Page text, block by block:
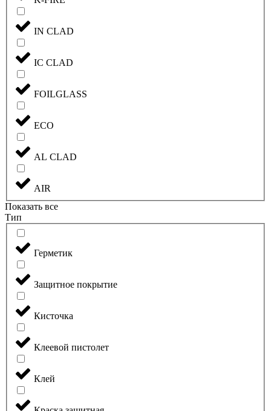
IN CLAD
IC CLAD
FOILGLASS
ECO
AL CLAD
AIR
Показать все
Тип
Герметик
Защитное покрытие
Кисточка
Клеевой пистолет
Клей